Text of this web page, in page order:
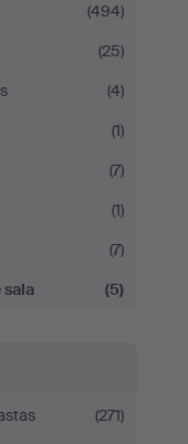
(494)
(25)
(4)
(1)
(7)
(1)
(7)
sala
(5)
(271)